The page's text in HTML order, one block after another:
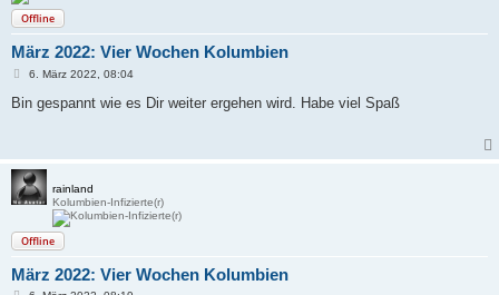
Offline
März 2022: Vier Wochen Kolumbien
B
i
6. März 2022, 08:04
Bin gespannt wie es Dir weiter ergehen wird. Habe viel Spaß
rainland
Kolumbien-Infizierte(r)
Offline
März 2022: Vier Wochen Kolumbien